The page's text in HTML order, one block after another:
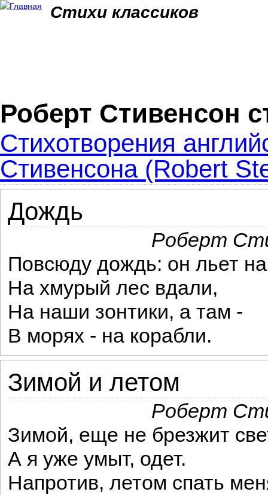
Стихи классиков
Роберт Стивенсон
Стихотворения
Стивенсона (Robert
Дождь
Роберт
Повсюду дождь: он льет
На хмурый лес вдали,
На наши зонтики, а там -
В морях - на корабли.
Зимой и летом
Роберт
Зимой, еще не брезжит
А я уже умыт, одет.
Напротив, летом спать